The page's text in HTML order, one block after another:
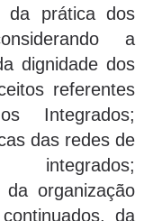
da prática dos
a
dignidade dos
referentes
Integrados;
das redes de
integrados;
organização
da